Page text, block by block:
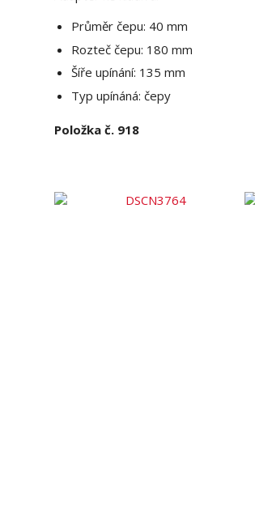
Průměr čepu: 40 mm
Rozteč čepu: 180 mm
Šíře upínání: 135 mm
Typ upínáná: čepy
Položka č. 918